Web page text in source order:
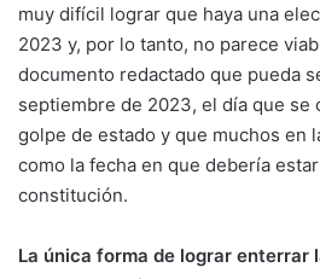
muy difícil lograr que haya una
2023 y, por lo tanto, no parece
documento redactado que pueda
septiembre de 2023, el día que se
golpe de estado y que muchos en
como la fecha en que debería
constitución.
La única forma de lograr